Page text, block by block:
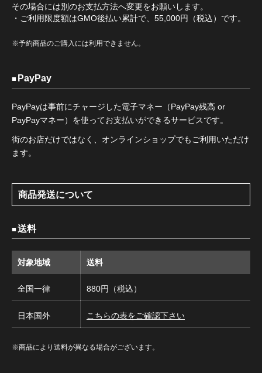
その場合には別のお支払方法へ変更をお願いします。
・ご利用限度額はGMO後払い累計で、55,000円（税込）です。
※予約商品のご購入には利用できません。
PayPay
PayPayは事前にチャージした電子マネー（PayPay残高 or
PayPayマネー）を使ってお支払いができるサービスです。
街のお店だけではなく、オンラインショップでもご利用いただけ
ます。
商品発送について
送料
対象地域 送料
全国一律 880円（税込）
日本国外 こちらの表をご確認下さい
※商品により送料が異なる場合がございます。